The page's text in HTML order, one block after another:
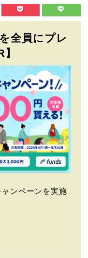
全員にプレ
ンペーンを実施